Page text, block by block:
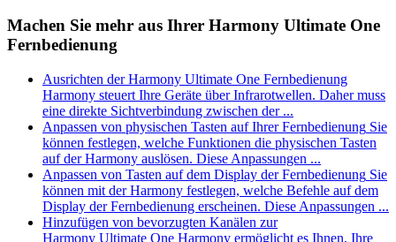
Machen Sie mehr aus Ihrer Harmony Ultimate One
Fernbedienung
Ausrichten der Harmony Ultimate One Fernbedienung
Harmony steuert Ihre Geräte über Infrarotwellen. Daher muss
eine direkte Sichtverbindung zwischen der ...
Anpassen von physischen Tasten auf Ihrer Fernbedienung Sie
können festlegen, welche Funktionen die physischen Tasten
auf der Harmony auslösen. Diese Anpassungen ...
Anpassen von Tasten auf dem Display der Fernbedienung Sie
können mit der Harmony festlegen, welche Befehle auf dem
Display der Fernbedienung erscheinen. Diese Anpassungen ...
Hinzufügen von bevorzugten Kanälen zur
Harmony Ultimate One Harmony ermöglicht es Ihnen, Ihre